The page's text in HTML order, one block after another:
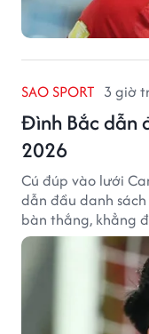
SAO SPORT 3 giờ
Đình Bắc dẫn
2026
Cú đúp vào lưới
dẫn đầu danh
bàn thắng, khẳng
tuyển Việt Nam.